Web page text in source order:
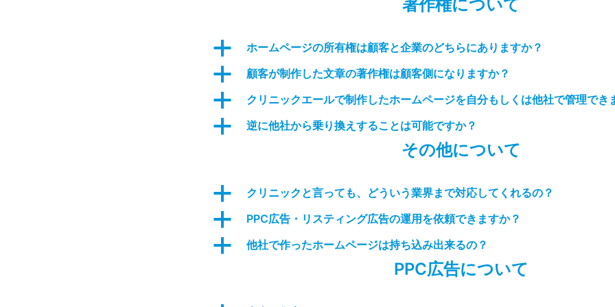
著作権について
a ホームページの所有権は顧客と企業のどちらにありますか？
a 顧客が制作した文章の著作権は顧客側になりますか？
a クリニックエールで制作したホームページを自分もしくは他社で管理でき
a 逆に他社から乗り換えすることは可能ですか？
その他について
a クリニックと言っても、どういう業界まで対応してくれるの？
a PPC広告・リスティング広告の運用を依頼できますか？
a 他社で作ったホームページは持ち込み出来るの？
PPC広告について